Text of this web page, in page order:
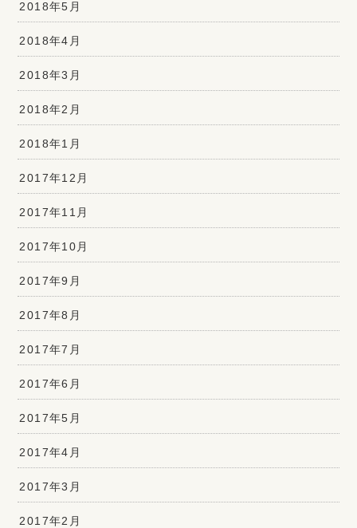
2018年5月
2018年4月
2018年3月
2018年2月
2018年1月
2017年12月
2017年11月
2017年10月
2017年9月
2017年8月
2017年7月
2017年6月
2017年5月
2017年4月
2017年3月
2017年2月